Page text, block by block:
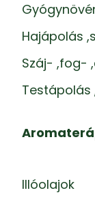
Hajápolás
Száj- ,fog-
Illóolajok